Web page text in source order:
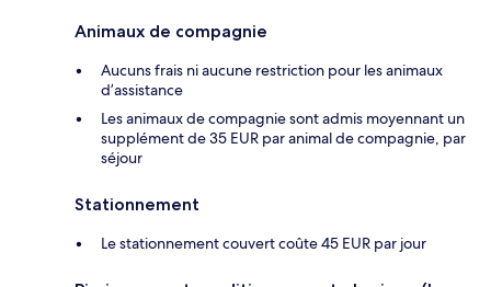
Animaux de compagnie
Aucuns frais ni aucune restriction pour les animaux
d’assistance
Les animaux de compagnie sont admis moyennant un
supplément de 35 EUR par animal de compagnie, par
séjour
Stationnement
Le stationnement couvert coûte 45 EUR par jour